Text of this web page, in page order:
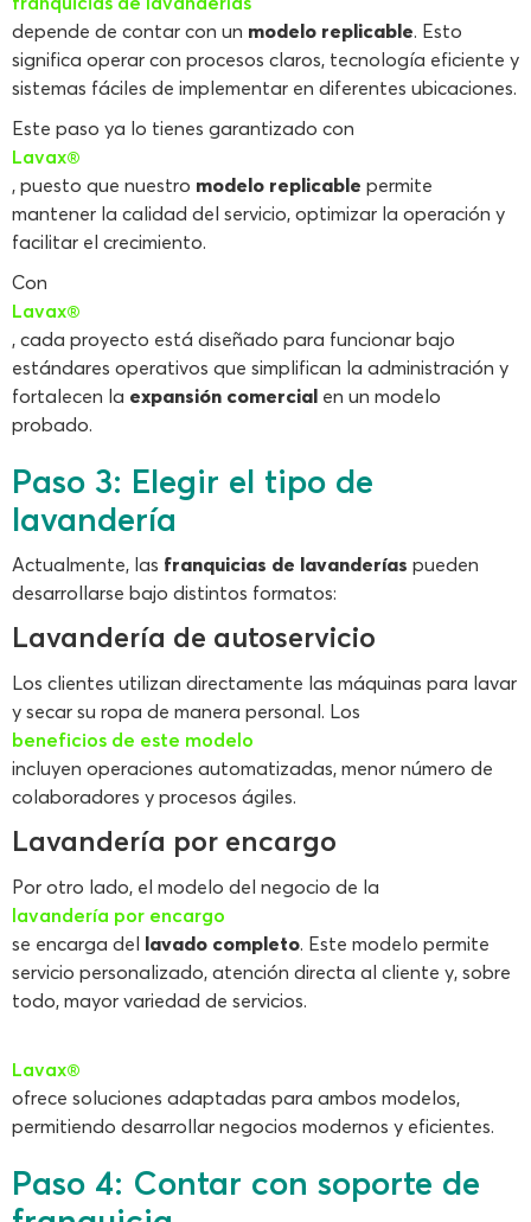
depende de contar con un modelo replicable. Esto
significa operar con procesos claros, tecnología eficiente y
sistemas fáciles de implementar en diferentes ubicaciones.
Este paso ya lo tienes garantizado con
Lavax®
, puesto que nuestro modelo replicable permite
mantener la calidad del servicio, optimizar la operación y
facilitar el crecimiento.
Con
Lavax®
, cada proyecto está diseñado para funcionar bajo
estándares operativos que simplifican la administración y
fortalecen la expansión comercial en un modelo
probado.
Paso 3: Elegir el tipo de
lavandería
Actualmente, las franquicias de lavanderías pueden
desarrollarse bajo distintos formatos:
Lavandería de autoservicio
Los clientes utilizan directamente las máquinas para lavar
y secar su ropa de manera personal. Los
beneficios de este modelo
incluyen operaciones automatizadas, menor número de
colaboradores y procesos ágiles.
Lavandería por encargo
Por otro lado, el modelo del negocio de la
lavandería por encargo
se encarga del lavado completo. Este modelo permite
servicio personalizado, atención directa al cliente y, sobre
todo, mayor variedad de servicios.
Lavax®
ofrece soluciones adaptadas para ambos modelos,
permitiendo desarrollar negocios modernos y eficientes.
Paso 4: Contar con soporte de